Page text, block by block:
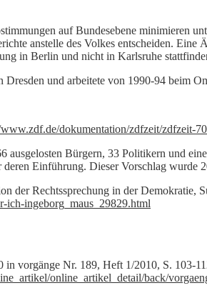
auf Bundesebene minimieren
anstelle des Volkes entscheiden.
in Berlin und nicht in Karlsruhe
und arbeitete von 1990-94 beim
dokumentation/zdfzeit/zdfzeit-
ausgelosten Bürgern, 33 Politikern und
Einführung. Dieser Vorschlag wurde
der Rechtssprechung in der Demokratie,
ich-ingeborg_maus_29829.html
in vorgänge Nr. 189, Heft 1/2010, S. 103-
online_artikel_detail/back/